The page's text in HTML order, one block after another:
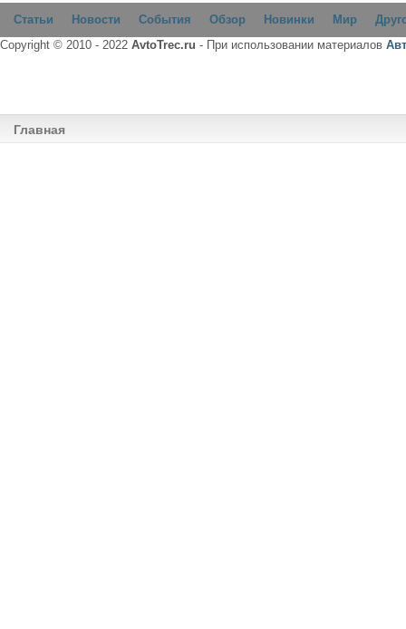
Статьи Новости События Обзор Новинки Мир
Copyright © 2010 - 2022 AvtoTrec.ru - При использовании материалов
Главная